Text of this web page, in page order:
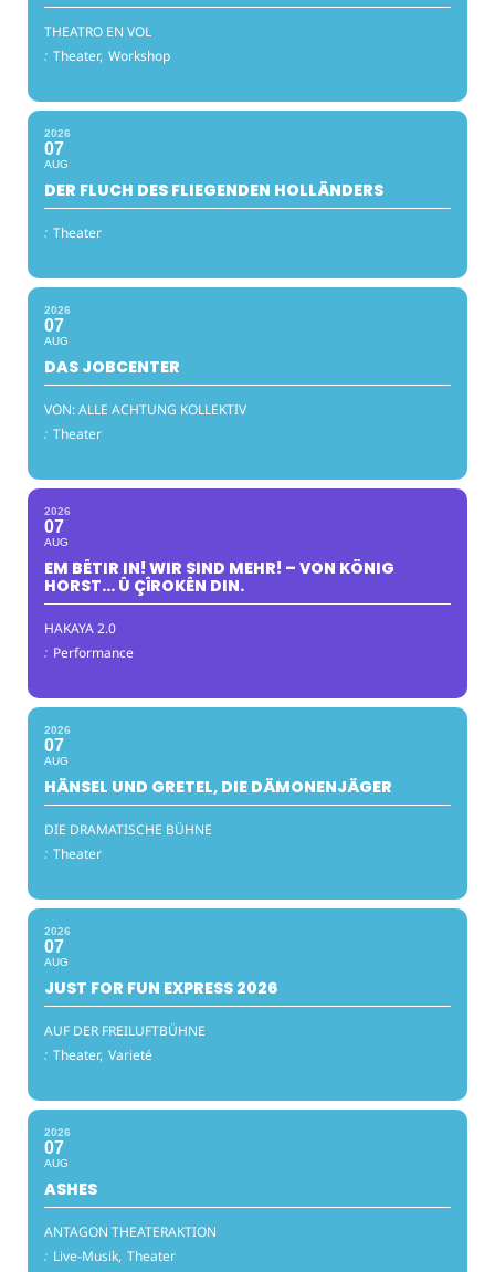
THEATRO EN VOL
: Theater, Workshop
2026
07
AUG
DER FLUCH DES FLIEGENDEN HOLLÄNDERS
: Theater
2026
07
AUG
DAS JOBCENTER
VON: ALLE ACHTUNG KOLLEKTIV
: Theater
2026
07
AUG
EM BÊTIR IN! WIR SIND MEHR! – VON KÖNIG
HORST… Û ÇÎROKÊN DIN.
HAKAYA 2.0
: Performance
2026
07
AUG
HÄNSEL UND GRETEL, DIE DÄMONENJÄGER
DIE DRAMATISCHE BÜHNE
: Theater
2026
07
AUG
JUST FOR FUN EXPRESS 2026
AUF DER FREILUFTBÜHNE
: Theater, Varieté
2026
07
AUG
ASHES
ANTAGON THEATERAKTION
: Live-Musik, Theater